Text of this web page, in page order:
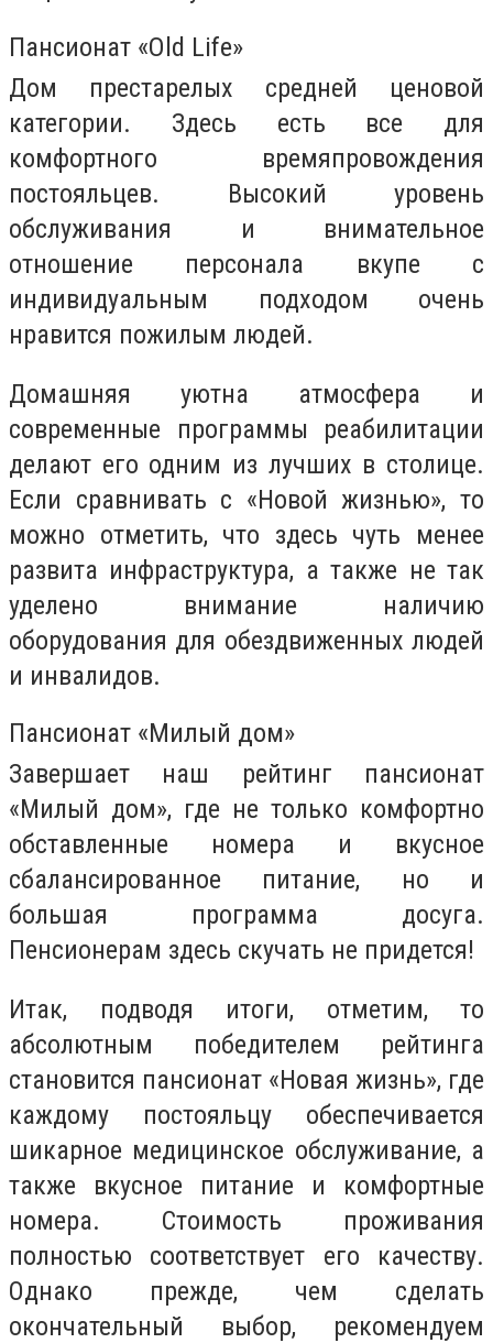
Пансионат «Old Life»
Дом престарелых средней ценовой
категории. Здесь есть все для
комфортного времяпровождения
постояльцев. Высокий уровень
обслуживания и внимательное
отношение персонала вкупе с
индивидуальным подходом очень
нравится пожилым людей.
Домашняя уютна атмосфера и
современные программы реабилитации
делают его одним из лучших в столице.
Если сравнивать с «Новой жизнью», то
можно отметить, что здесь чуть менее
развита инфраструктура, а также не так
уделено внимание наличию
оборудования для обездвиженных людей
и инвалидов.
Пансионат «Милый дом»
Завершает наш рейтинг пансионат
«Милый дом», где не только комфортно
обставленные номера и вкусное
сбалансированное питание, но и
большая программа досуга.
Пенсионерам здесь скучать не придется!
Итак, подводя итоги, отметим, то
абсолютным победителем рейтинга
становится пансионат «Новая жизнь», где
каждому постояльцу обеспечивается
шикарное медицинское обслуживание, а
также вкусное питание и комфортные
номера. Стоимость проживания
полностью соответствует его качеству.
Однако прежде, чем сделать
окончательный выбор, рекомендуем